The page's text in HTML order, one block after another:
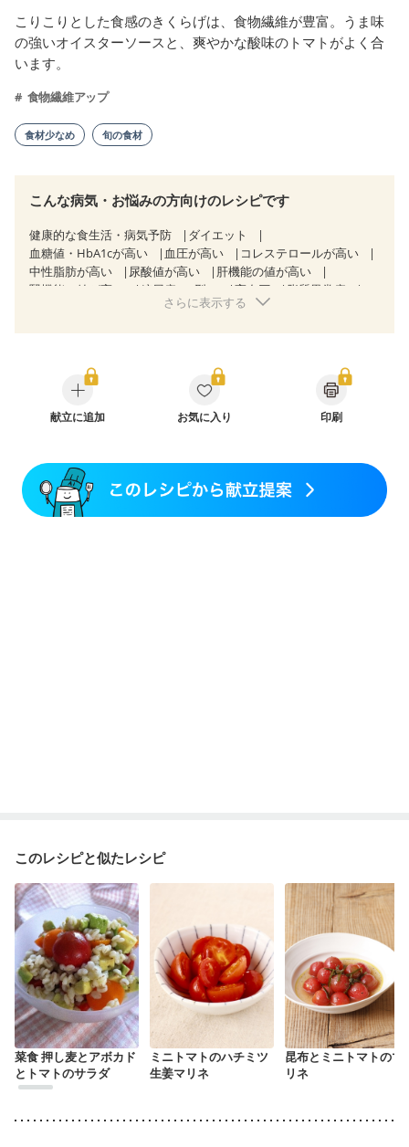
こりこりとした食感のきくらげは、食物繊維が豊富。うま味
の強いオイスターソースと、爽やかな酸味のトマトがよく合
います。
食物繊維アップ
食材少なめ 旬の食材
こんな病気・お悩みの方向けのレシピです
健康的な食生活・病気予防
ダイエット
血糖値・HbA1cが高い
血圧が高い
コレステロールが高い
中性脂肪が高い
尿酸値が高い
肝機能の値が高い
腎機能の値が高い
糖尿病（2型） 高血圧
脂質異常症
狭心症 心筋梗塞
糖尿病性腎症（第１期）
糖尿病性腎症（第２期）
糖尿病性腎症（第３期）
CKD（ステージ１）
CKD（ステージ２）
CKD（ステージ３a）
乳がん治療を終えた方・経過観察中の方など
味の感じ方が変わった
食欲がない
妊娠中(初期)
妊婦健診・体重増加が気になる（初期）
さらに表示する
献立に追加 お気に入り 印刷
このレシピと似たレシピ
菜食 押し麦とアボカド
とトマトのサラダ
ミニトマトのハチミツ
生姜マリネ
昆布とミニトマトのマ
リネ